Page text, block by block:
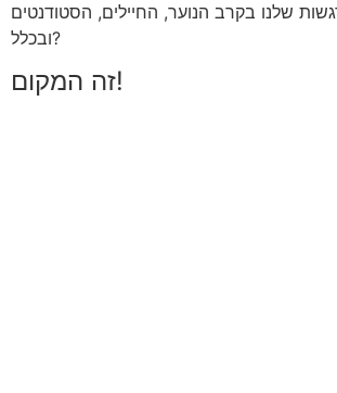
שלנו בקרב הנוער, החיילים, הסטודנטים
ובכלל?
זה המקום!